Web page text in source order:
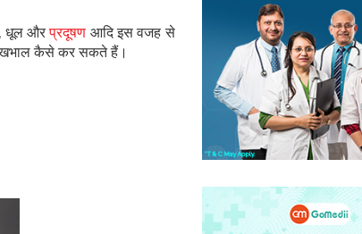
धूल औरप्रदूषण आदि इस वजह से
देखभाल कैसे कर सकते हैं।